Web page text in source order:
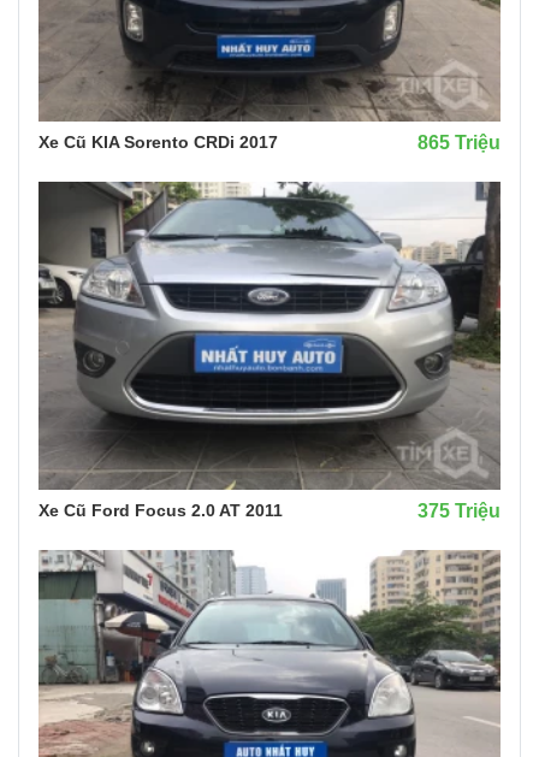
Xe Cũ KIA Sorento CRDi 2017 865 Triệu
Xe Cũ Ford Focus 2.0 AT 2011 375 Triệu